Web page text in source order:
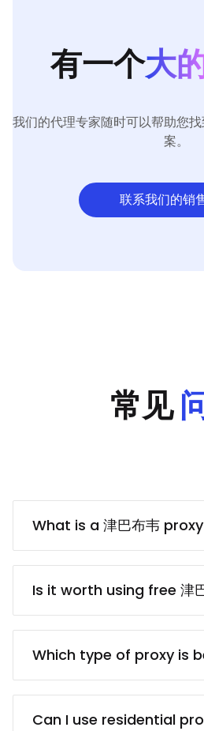
有一个大
我们的代理专家随时可以帮助您
案。
联系我们的销
常见
What is a 津巴布韦
A 津巴布韦 IP address
proxy server. In turn, the
obtains said IP address
interacting with British
services (e.g.
Is it worth using free 津
free 津巴布韦 proxy
dangerous because of
security risks. Even if
time, it’s worth it
Which type of proxy is
There are different
different targets: for
Can I use residential